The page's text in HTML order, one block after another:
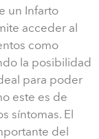
un Infarto
acceder al
como
la posibilidad
para poder
este es de
síntomas. El
del